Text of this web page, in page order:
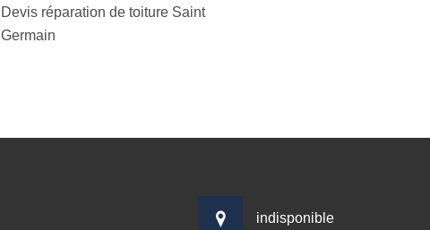
Devis réparation de toiture Saint
Germain
indisponible